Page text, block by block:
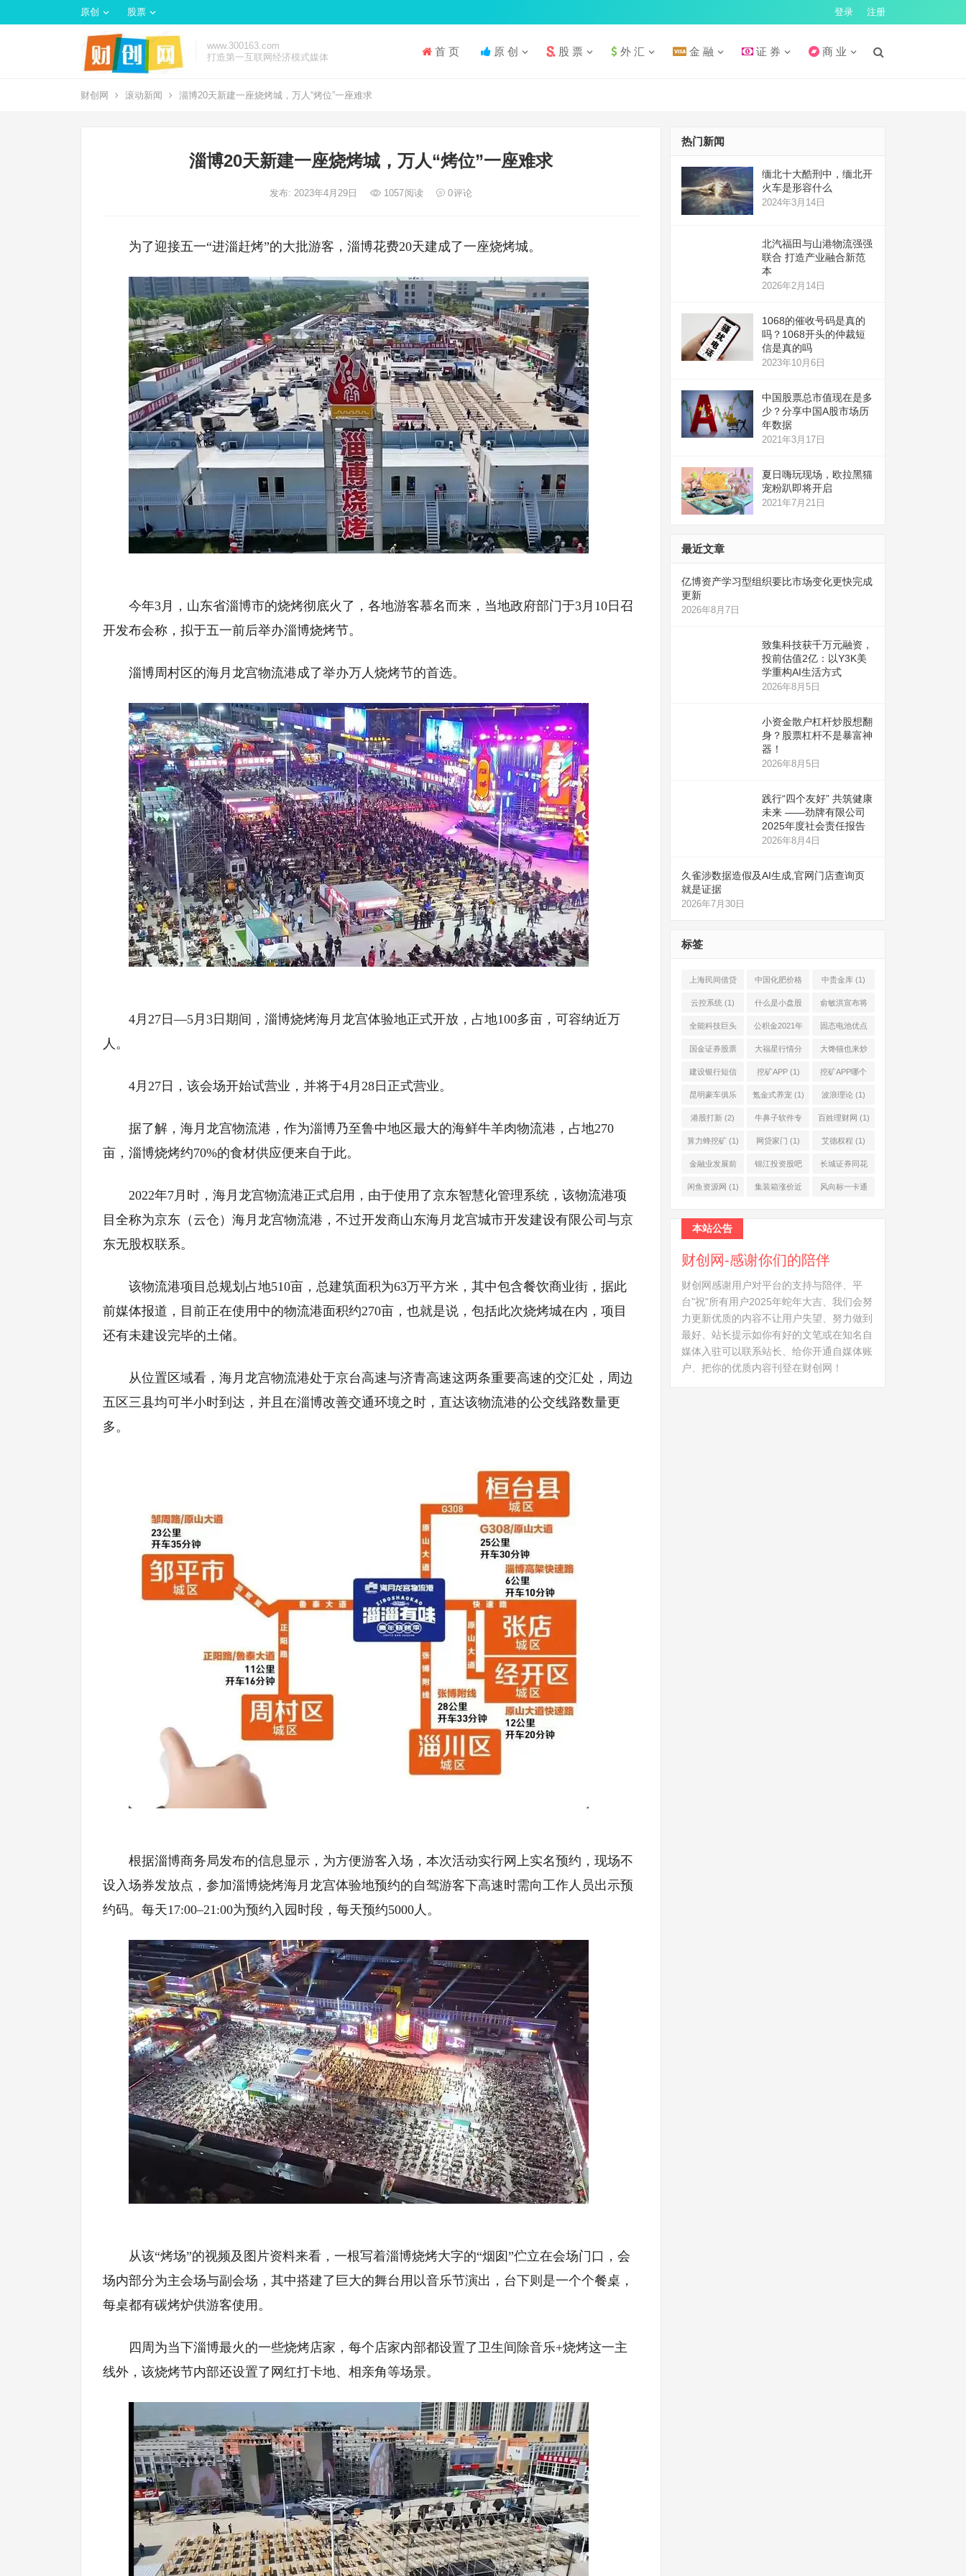
原创 股票 登录 注册
www.300163.com
打造第一互联网经济模式媒体
首 页 原 创 股 票 外 汇 金 融 证 券 商 业
财创网 滚动新闻 淄博20天新建一座烧烤城，万人“烤位”一座难求
淄博20天新建一座烧烤城，万人“烤位”一座难求
发布: 2023年4月29日 1057阅读 0评论
为了迎接五一“进淄赶烤”的大批游客，淄博花费20天建成了一座烧烤城。
今年3月，山东省淄博市的烧烤彻底火了，各地游客慕名而来，当地政府部门于3月10日召
开发布会称，拟于五一前后举办淄博烧烤节。
淄博周村区的海月龙宫物流港成了举办万人烧烤节的首选。
4月27日—5月3日期间，淄博烧烤海月龙宫体验地正式开放，占地100多亩，可容纳近万
人。
4月27日，该会场开始试营业，并将于4月28日正式营业。
据了解，海月龙宫物流港，作为淄博乃至鲁中地区最大的海鲜牛羊肉物流港，占地270
亩，淄博烧烤约70%的食材供应便来自于此。
2022年7月时，海月龙宫物流港正式启用，由于使用了京东智慧化管理系统，该物流港项
目全称为京东（云仓）海月龙宫物流港，不过开发商山东海月龙宫城市开发建设有限公司与京
东无股权联系。
该物流港项目总规划占地510亩，总建筑面积为63万平方米，其中包含餐饮商业街，据此
前媒体报道，目前正在使用中的物流港面积约270亩，也就是说，包括此次烧烤城在内，项目
还有未建设完毕的土储。
从位置区域看，海月龙宫物流港处于京台高速与济青高速这两条重要高速的交汇处，周边
五区三县均可半小时到达，并且在淄博改善交通环境之时，直达该物流港的公交线路数量更
多。
根据淄博商务局发布的信息显示，为方便游客入场，本次活动实行网上实名预约，现场不
设入场券发放点，参加淄博烧烤海月龙宫体验地预约的自驾游客下高速时需向工作人员出示预
约码。每天17:00–21:00为预约入园时段，每天预约5000人。
从该“烤场”的视频及图片资料来看，一根写着淄博烧烤大字的“烟囱”伫立在会场门口，会
场内部分为主会场与副会场，其中搭建了巨大的舞台用以音乐节演出，台下则是一个个餐桌，
每桌都有碳烤炉供游客使用。
四周为当下淄博最火的一些烧烤店家，每个店家内部都设置了卫生间除音乐+烧烤这一主
线外，该烧烤节内部还设置了网红打卡地、相亲角等场景。
热门新闻
缅北十大酷刑中，缅北开
火车是形容什么
2024年3月14日
北汽福田与山港物流强强
联合 打造产业融合新范
本
2026年2月14日
1068的催收号码是真的
吗？1068开头的仲裁短
信是真的吗
2023年10月6日
中国股票总市值现在是多
少？分享中国A股市场历
年数据
2021年3月17日
夏日嗨玩现场，欧拉黑猫
宠粉趴即将开启
2021年7月21日
最近文章
亿博资产学习型组织要比市场变化更快完成
更新
2026年8月7日
致集科技获千万元融资，
投前估值2亿：以Y3K美
学重构AI生活方式
2026年8月5日
小资金散户杠杆炒股想翻
身？股票杠杆不是暴富神
器！
2026年8月5日
践行“四个友好” 共筑健康
未来 ——劲牌有限公司
2025年度社会责任报告
2026年8月4日
久雀涉数据造假及AI生成,官网门店查询页
就是证据
2026年7月30日
标签
上海民间借贷
公司(1)
中国化肥价格
网(1)
中贵金库 (1)
云控系统 (1) 什么是小盘股
(2)
俞敏洪宣布将
退休(1)
全能科技巨头
(1)
公积金2021年
起不允许提取
固态电池优点
(1)
国金证券股票
(2)
大福星行情分
析系统(1)
大馋猫也来炒
股票(1)
建设银行短信
服务费(1)
挖矿APP(1) 挖矿APP哪个
靠谱(1)
昆明豪车俱乐
部(1)
氪金式养宠(1) 波浪理论 (1)
港股打新 (2) 牛鼻子软件专
业版(1)
百姓理财网 (1)
算力蜂挖矿(1) 网贷家门 (1) 艾德权程 (1)
金融业发展前
景(1)
锦江投资股吧
(1)
长城证券同花
顺(1)
闲鱼资源网 (1) 集装箱涨价近 风向标一卡通
本站公告
财创网-感谢你们的陪伴
财创网感谢用户对平台的支持与陪伴、平
台"祝"所有用户2025年蛇年大吉、我们会努
力更新优质的内容不让用户失望、努力做到
最好、站长提示如你有好的文笔或在知名自
媒体入驻可以联系站长、给你开通自媒体账
户、把你的优质内容刊登在财创网！